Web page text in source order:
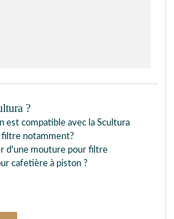
?
est compatible avec la Scultura
filtre notamment?
d'une mouture pour filtre
cafetière à piston ?